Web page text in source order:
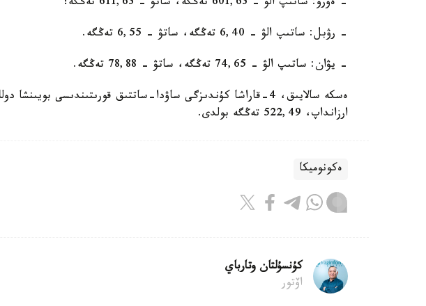
- ەۋرو: ساتىپ الۋ - 601,63 تەڭگە، ساتۋ - 611,63 تەڭگە؛
- رۋبل: ساتىپ الۋ - 6,40 تەڭگە، ساتۋ - 6,55 تەڭگە.
- يۋان: ساتىپ الۋ - 74,65 تەڭگە، ساتۋ - 78,88 تەڭگە.
ارزانداپ، 522,49 تەڭگە بولدى.
ەكونوميكا
كۇنسۇلتان وتارباي
اۆتور